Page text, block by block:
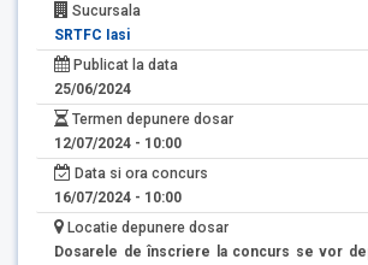
Sucursala
SRTFC Iasi
Publicat la data
25/06/2024
Termen depunere dosar
12/07/2024 - 10:00
Data si ora concurs
16/07/2024 - 10:00
Locatie depunere dosar
Dosarele de înscriere la concurs se vor